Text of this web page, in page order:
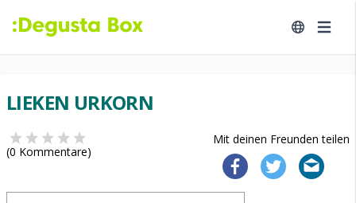
LIEKEN URKORN
Mit deinen Freunden teilen
(0 Kommentare)